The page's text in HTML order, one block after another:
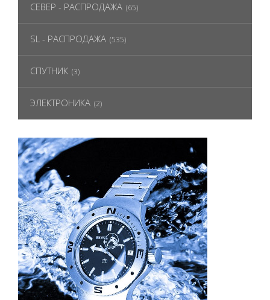
СЕВЕР - РАСПРОДАЖА (65)
SL - РАСПРОДАЖА (535)
СПУТНИК (3)
ЭЛЕКТРОНИКА (2)